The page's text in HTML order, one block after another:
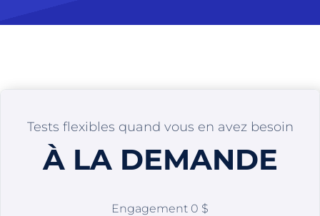
Tests flexibles quand vous en avez besoin
À LA DEMANDE
Engagement 0 $